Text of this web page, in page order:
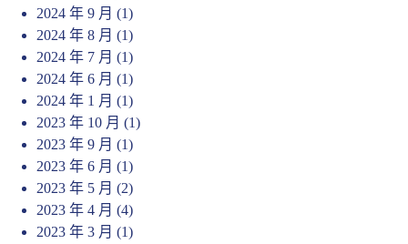
2024 年 9 月 (1)
2024 年 8 月 (1)
2024 年 7 月 (1)
2024 年 6 月 (1)
2024 年 1 月 (1)
2023 年 10 月 (1)
2023 年 9 月 (1)
2023 年 6 月 (1)
2023 年 5 月 (2)
2023 年 4 月 (4)
2023 年 3 月 (1)